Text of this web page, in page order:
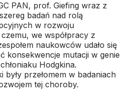
PAN, prof. Giefing wraz z
badań nad rolą
w rozwoju
we współpracy z
naukowców udało się
konsekwencje mutacji w genie
Hodgkina.
były przełomem w badaniach
tej choroby.